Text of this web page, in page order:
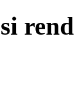
rend